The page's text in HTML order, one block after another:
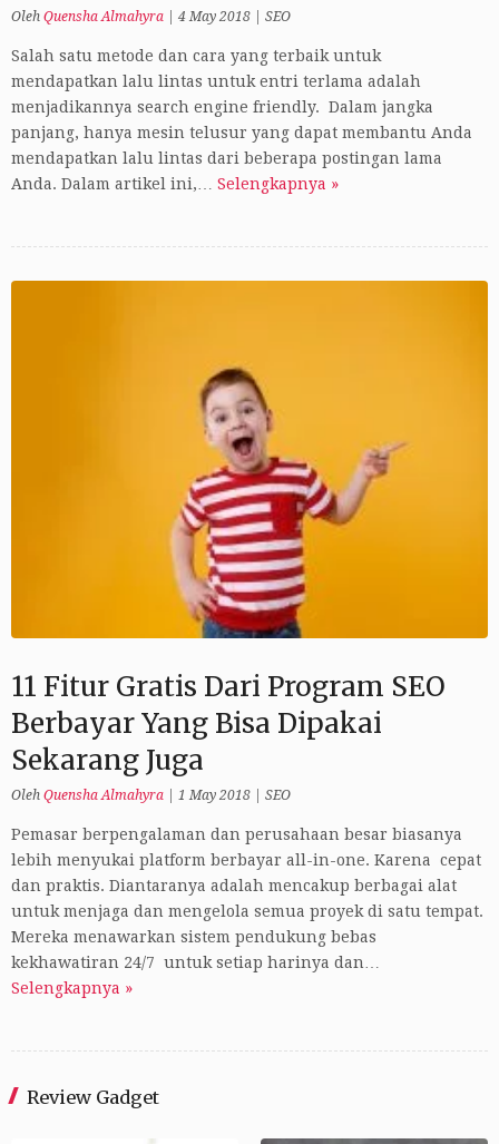
Oleh Quensha Almahyra 4 May 2018 SEO
Salah satu metode dan cara yang terbaik untuk
mendapatkan lalu lintas untuk entri terlama adalah
menjadikannya search engine friendly. Dalam jangka
panjang, hanya mesin telusur yang dapat membantu Anda
mendapatkan lalu lintas dari beberapa postingan lama
Anda. Dalam artikel ini,… Selengkapnya »
11 Fitur Gratis Dari Program SEO
Berbayar Yang Bisa Dipakai
Sekarang Juga
Oleh Quensha Almahyra 1 May 2018 SEO
Pemasar berpengalaman dan perusahaan besar biasanya
lebih menyukai platform berbayar all-in-one. Karena cepat
dan praktis. Diantaranya adalah mencakup berbagai alat
untuk menjaga dan mengelola semua proyek di satu tempat.
Mereka menawarkan sistem pendukung bebas
kekhawatiran 24/7 untuk setiap harinya dan…
Selengkapnya »
Review Gadget